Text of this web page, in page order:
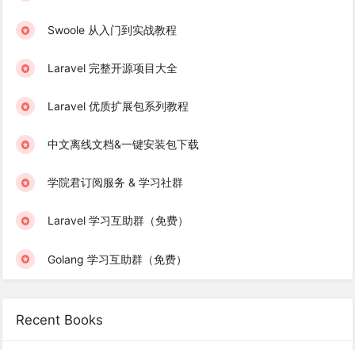
Swoole 从入门到实战教程
Laravel 完整开源项目大全
Laravel 优质扩展包系列教程
中文离线文档&一键安装包下载
学院君订阅服务 & 学习社群
Laravel 学习互助群（免费）
Golang 学习互助群（免费）
Recent Books